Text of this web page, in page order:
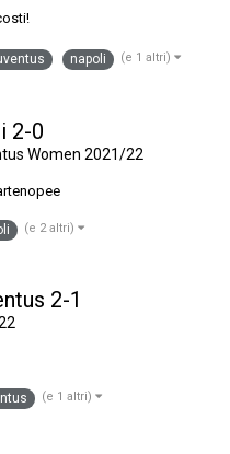
napoli (e 1 altri)
2-0
Women 2021/22
(e 2 altri)
2-1
(e 1 altri)